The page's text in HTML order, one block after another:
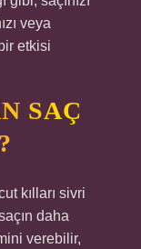
veya
etkisi
SAÇ
kılları sivri
daha
verebilir,